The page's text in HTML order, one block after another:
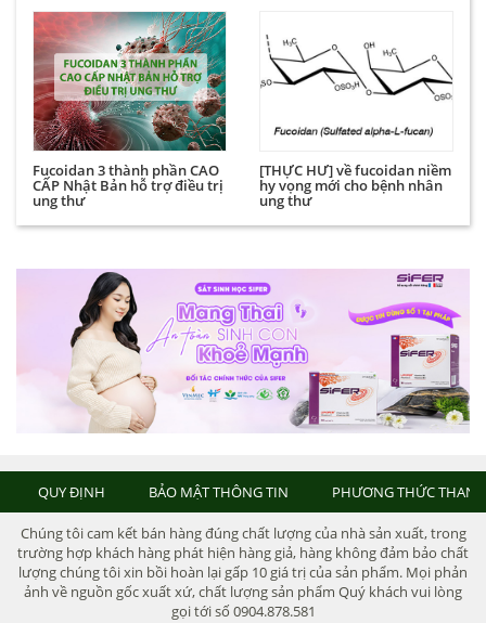
Fucoidan 3 thành phần CAO
CẤP Nhật Bản hỗ trợ điều trị
ung thư
[THỰC HƯ] về fucoidan niềm
hy vọng mới cho bệnh nhân
ung thư
QUY ĐỊNH BẢO MẬT THÔNG TIN PHƯƠNG THỨC
Chúng tôi cam kết bán hàng đúng chất lượng của nhà sản xuất, trong
trường hợp khách hàng phát hiện hàng giả, hàng không đảm bảo chất
lượng chúng tôi xin bồi hoàn lại gấp 10 giá trị của sản phẩm. Mọi phản
ảnh về nguồn gốc xuất xứ, chất lượng sản phẩm Quý khách vui lòng
gọi tới số 0904.878.581